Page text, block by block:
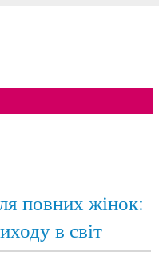
повних жінок:
в світ